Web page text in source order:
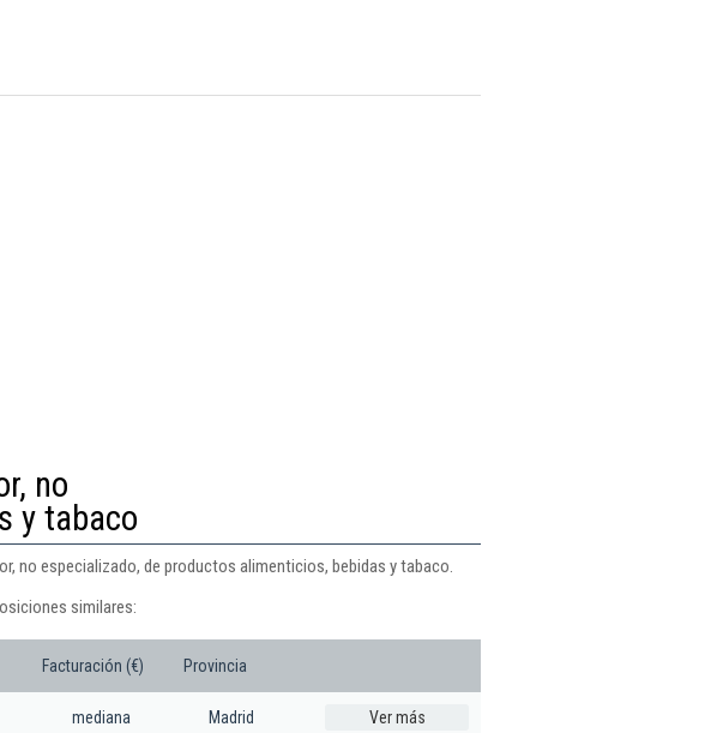
no
y tabaco
no especializado, de productos alimenticios, bebidas y tabaco.
similares:
Facturación (€) Provincia
mediana Madrid Ver más